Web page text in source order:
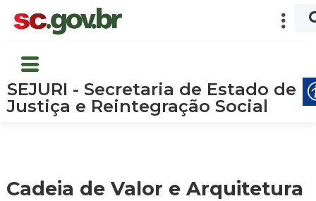
SEJURI - Secretaria de Estado de
Justiça e Reintegração Social
Cadeia de Valor e Arquitetura